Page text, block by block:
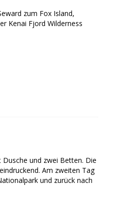
zum Fox Island,
Kenai Fjord Wilderness
und zwei Betten. Die
Am zweiten Tag
und zurück nach